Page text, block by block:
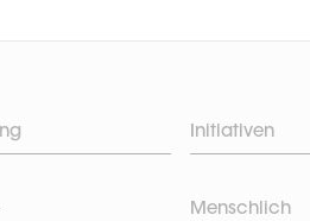
Initiativen
Menschlich